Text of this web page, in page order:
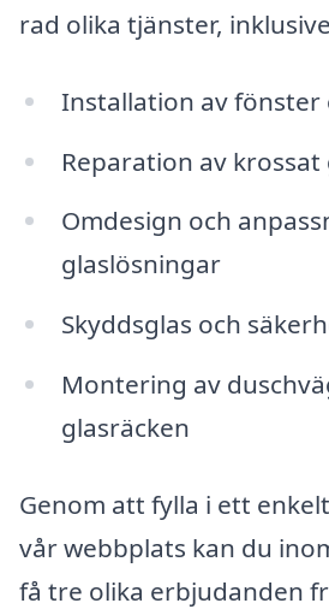
rad olika tjänster,
Installation av
Reparation av krossat
Omdesign och
glaslösningar
Skyddsglas och
Montering av
glasräcken
Genom att fylla i ett
vår webbplats kan du
få tre olika erbjudanden